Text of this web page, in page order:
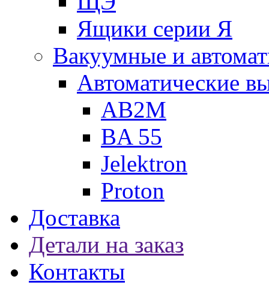
Ящики серии Я
Вакуумные и
Автоматические
AB2M
BA 55
Jelektron
Proton
Доставка
Детали на заказ
Контакты